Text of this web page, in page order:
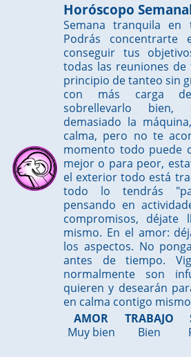
Horóscopo
Semana tranquila en
Podrás
conseguir tus
todas las reuniones
principio de tanteo sin
con más carga
sobrellevarlo
demasiado la
calma, pero no te
momento todo puede
mejor o para peor,
el exterior todo está
todo lo tendrás
pensando en
compromisos,
mismo. En el amor:
los aspectos. No
antes de tiempo.
normalmente son
quieren y desearán
en calma contigo
AMOR
Muy bien
TRABAJO
Bien